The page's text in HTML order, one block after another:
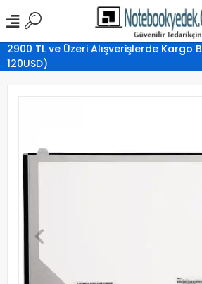
2900 TL ve Üzeri Alışverişlerde Kargo
120USD)